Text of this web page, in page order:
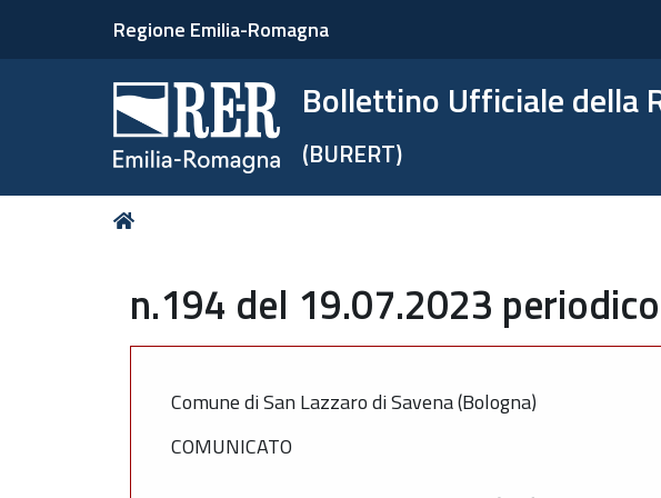
Regione Emilia-Romagna
Bollettino Ufficiale della
(BURERT)
Tu
n.194 del 19.07.2023
Comune di San Lazzaro di Savena (Bologna)
COMUNICATO